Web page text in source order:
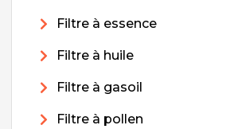
Filtre à essence
Filtre à huile
Filtre à gasoil
Filtre à pollen